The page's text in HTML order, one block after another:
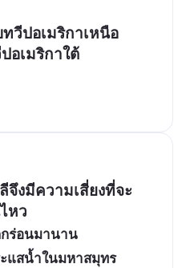
วีปอเมริกาเหนือ
อเมริกาใต้
จึงมีความเสี่ยงที่จะ
หว
ร่อนมานาน
แสน้ำในมหาสมุทร